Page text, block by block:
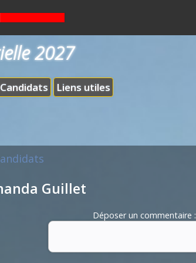
Liens utiles
2027
Guillet
Déposer un commentaire :